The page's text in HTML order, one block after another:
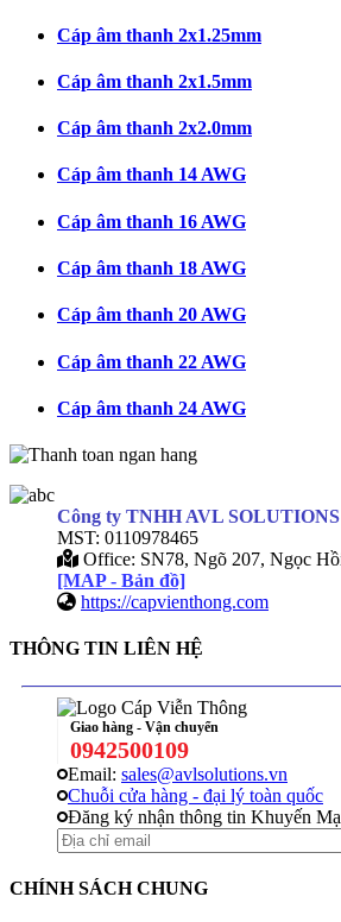
Cáp âm thanh 2x1.25mm
Cáp âm thanh 2x1.5mm
Cáp âm thanh 2x2.0mm
Cáp âm thanh 14 AWG
Cáp âm thanh 16 AWG
Cáp âm thanh 18 AWG
Cáp âm thanh 20 AWG
Cáp âm thanh 22 AWG
Cáp âm thanh 24 AWG
Công ty TNHH AVL SOLUTIONS
MST: 0110978465
Office: SN78, Ngõ 207, Ngọc
[MAP - Bản đồ]
https://capvienthong.com
THÔNG TIN LIÊN HỆ
Giao hàng - Vận chuyển
0942500109
Email: sales@avlsolutions.vn
Chuỗi cửa hàng - đại lý toàn quốc
Đăng ký nhận thông tin Khuyến
CHÍNH SÁCH CHUNG